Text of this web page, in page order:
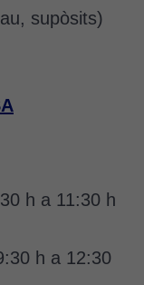
supòsits)
h a 11:30 h
h a 12:30